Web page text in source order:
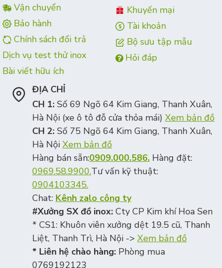
Vận chuyển
Bảo hành
Chính sách đổi trả
Dịch vụ test thử inox
Bài viết hữu ích
Khuyến mại
Tài khoản
Bộ sưu tập mẫu
Hỏi đáp
ĐỊA CHỈ
CH 1: Số 69 Ngõ 64 Kim Giang, Thanh Xuân,
Hà Nội (xe ô tô đỗ cửa thỏa mái) Xem bản đồ
CH 2: Số 75 Ngõ 64 Kim Giang, Thanh Xuân,
Hà Nội Xem bản đồ
Hàng bán sẵn:0909.000.586. Hàng đặt:
0969.58.9900.Tư vấn kỹ thuật:
0904103345.
Chat: Kênh zalo công ty
#Xưởng SX đồ inox: Cty CP Kim khí Hoa Sen
* CS1: Khuôn viên xưởng dệt 19.5 cũ, Thanh
Liệt, Thanh Trì, Hà Nội -> Xem bản đồ
* Liên hệ chào hàng: Phòng mua
0769192123